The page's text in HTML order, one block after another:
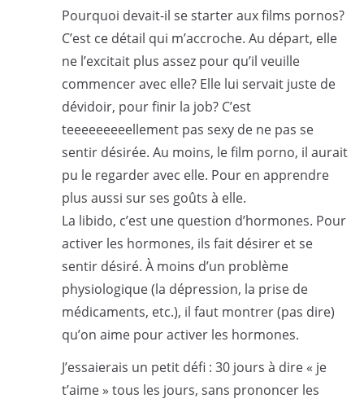
Pourquoi devait-il se starter aux films pornos?
C’est ce détail qui m’accroche. Au départ, elle
ne l’excitait plus assez pour qu’il veuille
commencer avec elle? Elle lui servait juste de
dévidoir, pour finir la job? C’est
teeeeeeeeellement pas sexy de ne pas se
sentir désirée. Au moins, le film porno, il aurait
pu le regarder avec elle. Pour en apprendre
plus aussi sur ses goûts à elle.
La libido, c’est une question d’hormones. Pour
activer les hormones, ils fait désirer et se
sentir désiré. À moins d’un problème
physiologique (la dépression, la prise de
médicaments, etc.), il faut montrer (pas dire)
qu’on aime pour activer les hormones.
J’essaierais un petit défi : 30 jours à dire « je
t’aime » tous les jours, sans prononcer les